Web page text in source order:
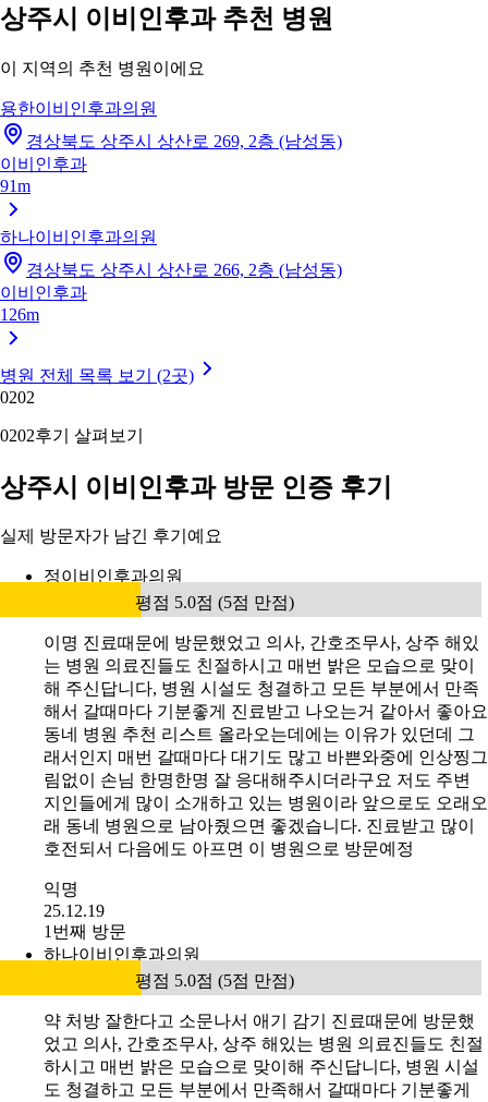
상주시 이비인후과 추천 병원
이 지역의 추천 병원이에요
용한이비인후과의원
경상북도 상주시 상산로 269, 2층 (남성동)
이비인후과
91m
하나이비인후과의원
경상북도 상주시 상산로 266, 2층 (남성동)
이비인후과
126m
병원 전체 목록 보기 (2곳)
0202
0202후기 살펴보기
상주시 이비인후과 방문 인증 후기
실제 방문자가 남긴 후기예요
정이비인후과의원
평점 5.0점 (5점 만점)
이명 진료때문에 방문했었고 의사, 간호조무사, 상주 해있
는 병원 의료진들도 친절하시고 매번 밝은 모습으로 맞이
해 주신답니다, 병원 시설도 청결하고 모든 부분에서 만족
해서 갈때마다 기분좋게 진료받고 나오는거 같아서 좋아요
동네 병원 추천 리스트 올라오는데에는 이유가 있던데 그
래서인지 매번 갈때마다 대기도 많고 바쁜와중에 인상찡그
림없이 손님 한명한명 잘 응대해주시더라구요 저도 주변
지인들에게 많이 소개하고 있는 병원이라 앞으로도 오래오
래 동네 병원으로 남아줬으면 좋겠습니다. 진료받고 많이
호전되서 다음에도 아프면 이 병원으로 방문예정
익명
25.12.19
1번째 방문
하나이비인후과의원
평점 5.0점 (5점 만점)
약 처방 잘한다고 소문나서 애기 감기 진료때문에 방문했
었고 의사, 간호조무사, 상주 해있는 병원 의료진들도 친절
하시고 매번 밝은 모습으로 맞이해 주신답니다, 병원 시설
도 청결하고 모든 부분에서 만족해서 갈때마다 기분좋게